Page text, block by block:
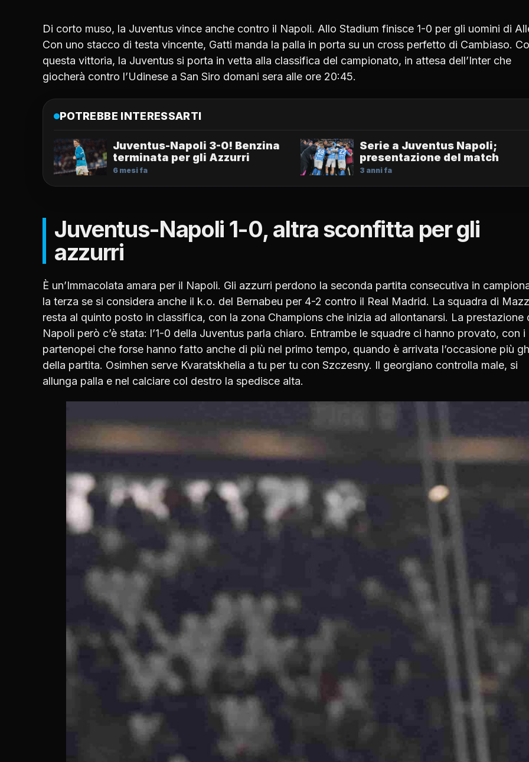
Di corto muso, la Juventus vince anche contro il Napoli. Allo Stadium finisce 1-0 per gli uomini di
Con uno stacco di testa vincente, Gatti manda la palla in porta su un cross perfetto di Cambiaso.
questa vittoria, la Juventus si porta in vetta alla classifica del campionato, in attesa dell’Inter che
giocherà contro l’Udinese a San Siro domani sera alle ore 20:45.
POTREBBE INTERESSARTI
Juventus-Napoli 3-0! Benzina
terminata per gli Azzurri
6 mesi fa
Serie a Juventus Napoli;
presentazione del match
3 anni fa
Juventus-Napoli 1-0, altra sconfitta per gli
azzurri
È un’Immacolata amara per il Napoli. Gli azzurri perdono la seconda partita consecutiva in
la terza se si considera anche il k.o. del Bernabeu per 4-2 contro il Real Madrid. La squadra di
resta al quinto posto in classifica, con la zona Champions che inizia ad allontanarsi. La prestazione
Napoli però c’è stata: l’1-0 della Juventus parla chiaro. Entrambe le squadre ci hanno provato, con i
partenopei che forse hanno fatto anche di più nel primo tempo, quando è arrivata l’occasione più
della partita. Osimhen serve Kvaratskhelia a tu per tu con Szczesny. Il georgiano controlla male, si
allunga palla e nel calciare col destro la spedisce alta.